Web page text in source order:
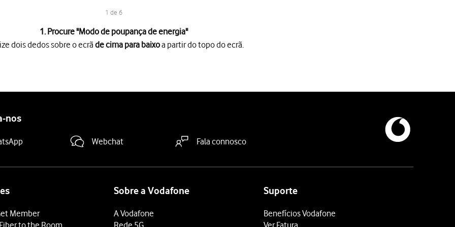
1 de 6
1. Procure "Modo de poupança de energia"
dois dedos sobre o ecrãde cima para baixoa partir do topo do ecrã.
terminar e voltar ao ecrã inicial.
nos
Webchat Fala connosco
Member
to the Room
Sobre a Vodafone
A Vodafone
Rede 5G
Suporte
Benefícios Vodafone
Ver Fatura